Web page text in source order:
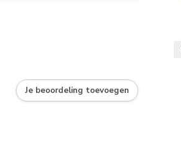
Je beoordeling toevoegen